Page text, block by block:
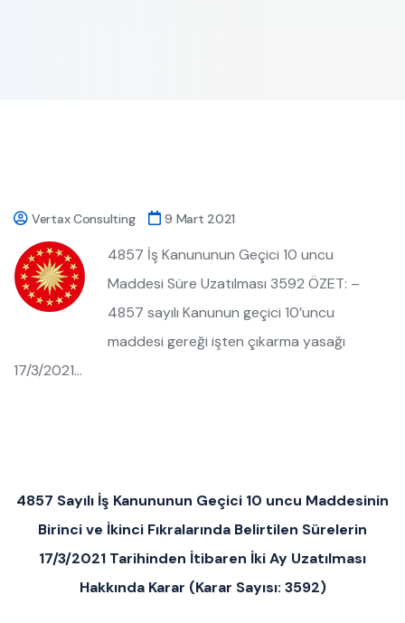
Vertax Consulting 9 Mart 2021
4857 İş Kanununun Geçici 10 uncu
Maddesi Süre Uzatılması 3592 ÖZET: –
4857 sayılı Kanunun geçici 10’uncu
maddesi gereği işten çıkarma yasağı
17/3/2021…
4857 Sayılı İş Kanununun Geçici 10 uncu Maddesinin
Birinci ve İkinci Fıkralarında Belirtilen Sürelerin
17/3/2021 Tarihinden İtibaren İki Ay Uzatılması
Hakkında Karar (Karar Sayısı: 3592)